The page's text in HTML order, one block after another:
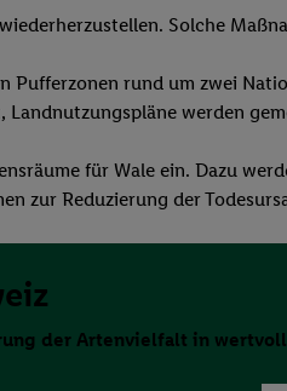
Solche
Pufferzonen rund um zwei
werden
für Wale ein. Dazu
zur Reduzierung der
der Artenvielfalt in